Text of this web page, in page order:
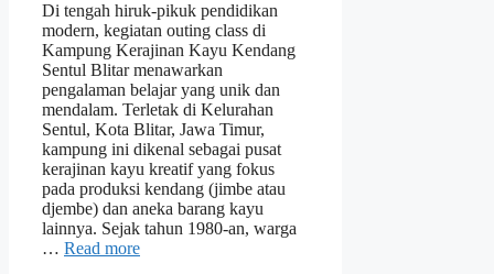
Di tengah hiruk-pikuk pendidikan
modern, kegiatan outing class di
Kampung Kerajinan Kayu Kendang
Sentul Blitar menawarkan
pengalaman belajar yang unik dan
mendalam. Terletak di Kelurahan
Sentul, Kota Blitar, Jawa Timur,
kampung ini dikenal sebagai pusat
kerajinan kayu kreatif yang fokus
pada produksi kendang (jimbe atau
djembe) dan aneka barang kayu
lainnya. Sejak tahun 1980-an, warga
… Read more